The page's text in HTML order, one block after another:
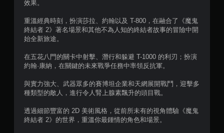
效果。
重溫經典時刻，扮演莎拉、約翰以及 T-800，在融合了《魔鬼
終結者 2》著名場景和其他不為人知的終結者故事的冒險中開
始全新旅途。
在五花八門的關卡中射擊、潛行和躲避 T-1000 的利刃；扮演
約翰·康納，在關鍵的未來戰爭任務中率領反抗軍。
與實力強大、武器眾多的賽博坦企業和天網展開戰鬥，迎擊多
種類型的敵人，進行令人腎上腺素飄升的頭目戰。
透過細節豐富的 2D 美術風格，從前所未有的視角體驗《魔鬼
終結者 2》的世界，重溫你最鍾情的角色和場景。